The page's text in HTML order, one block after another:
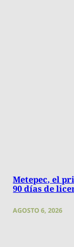
Metepec, el
90 días de
AGOSTO 6, 2026